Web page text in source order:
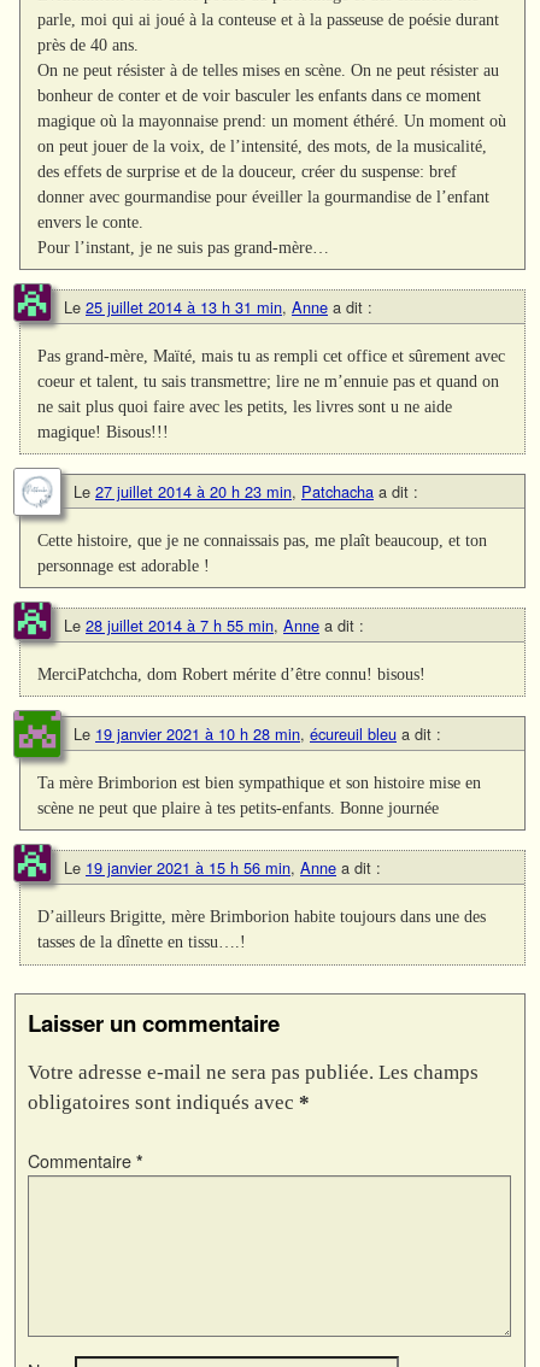
parle, moi qui ai joué à la conteuse et à la passeuse de poésie durant
près de 40 ans.
On ne peut résister à de telles mises en scène. On ne peut résister au
bonheur de conter et de voir basculer les enfants dans ce moment
magique où la mayonnaise prend: un moment éthéré. Un moment où
on peut jouer de la voix, de l’intensité, des mots, de la musicalité,
des effets de surprise et de la douceur, créer du suspense: bref
donner avec gourmandise pour éveiller la gourmandise de l’enfant
envers le conte.
Pour l’instant, je ne suis pas grand-mère…
Le 25 juillet 2014 à 13 h 31 min, Anne a dit :
Pas grand-mère, Maïté, mais tu as rempli cet office et sûrement avec
coeur et talent, tu sais transmettre; lire ne m’ennuie pas et quand on
ne sait plus quoi faire avec les petits, les livres sont u ne aide
magique! Bisous!!!
Le 27 juillet 2014 à 20 h 23 min, Patchacha a dit :
Cette histoire, que je ne connaissais pas, me plaît beaucoup, et ton
personnage est adorable !
Le 28 juillet 2014 à 7 h 55 min, Anne a dit :
MerciPatchcha, dom Robert mérite d’être connu! bisous!
Le 19 janvier 2021 à 10 h 28 min, écureuil bleu a dit :
Ta mère Brimborion est bien sympathique et son histoire mise en
scène ne peut que plaire à tes petits-enfants. Bonne journée
Le 19 janvier 2021 à 15 h 56 min, Anne a dit :
D’ailleurs Brigitte, mère Brimborion habite toujours dans une des
tasses de la dînette en tissu….!
Laisser un commentaire
Votre adresse e-mail ne sera pas publiée. Les champs
obligatoires sont indiqués avec *
Commentaire *